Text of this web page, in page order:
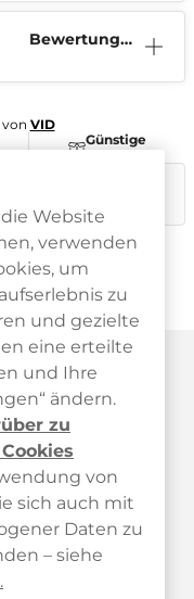
Bewertunge
VID
Günstige
Preise
Website
verwenden
um
zu
und gezielte
eine erteilte
und Ihre
ändern.
zu
von
sich auch mit
Daten zu
– siehe
.